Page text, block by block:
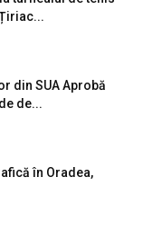
din SUA Aprobă
de...
în Oradea,